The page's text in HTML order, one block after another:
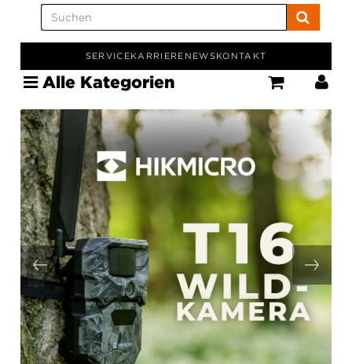
SERVICEKARRIERE NEWSKONTAKT
Alle Kategorien